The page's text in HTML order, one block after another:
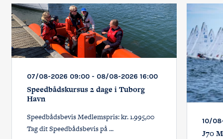
07/08-2026 09:00 - 08/08-2026 16:00
Speedbådskursus 2 dage i Tuborg
Havn
Speedbådsbevis Medlemspris: kr. 1.995,00
Tag dit Speedbådsbevis på ...
10/
J70